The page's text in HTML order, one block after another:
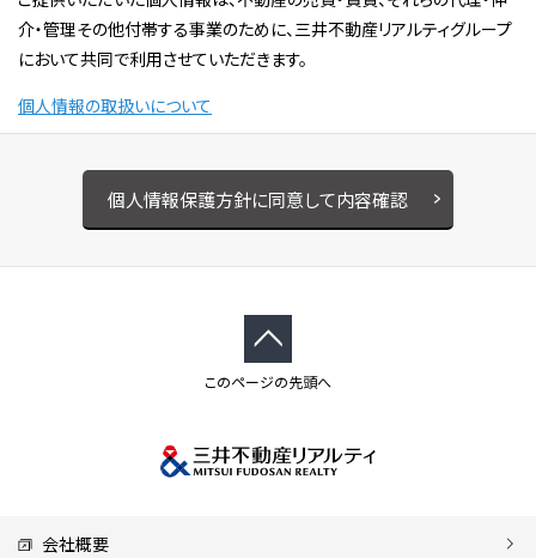
介・管理その他付帯する事業のために、三井不動産リアルティグループ
において共同で利用させていただきます。
個人情報の取扱いについて
個人情報保護方針に同意して内容確認
このページの先頭へ
会社概要